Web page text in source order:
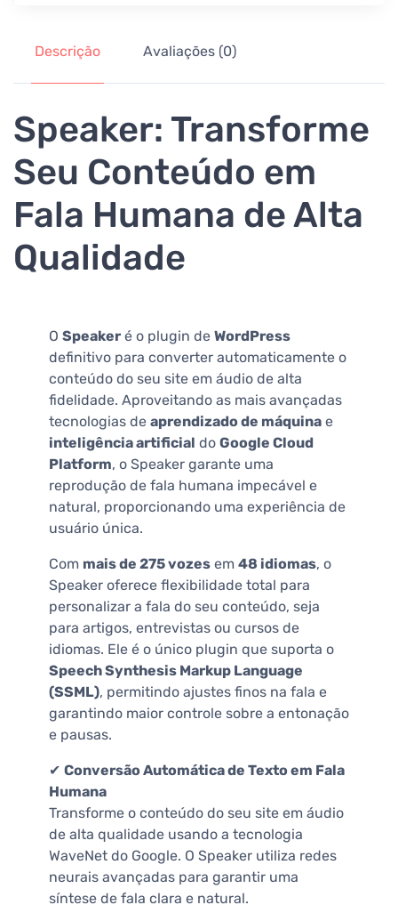
Descrição Avaliações (0)
Speaker: Transforme
Seu Conteúdo em
Fala Humana de Alta
Qualidade
O Speaker é o plugin de WordPress
definitivo para converter automaticamente o
conteúdo do seu site em áudio de alta
fidelidade. Aproveitando as mais avançadas
tecnologias de aprendizado de máquina e
inteligência artificial do Google Cloud
Platform, o Speaker garante uma
reprodução de fala humana impecável e
natural, proporcionando uma experiência de
usuário única.
Com mais de 275 vozes em 48 idiomas, o
Speaker oferece flexibilidade total para
personalizar a fala do seu conteúdo, seja
para artigos, entrevistas ou cursos de
idiomas. Ele é o único plugin que suporta o
Speech Synthesis Markup Language
(SSML), permitindo ajustes finos na fala e
garantindo maior controle sobre a entonação
e pausas.
✔ Conversão Automática de Texto em Fala
Humana
Transforme o conteúdo do seu site em áudio
de alta qualidade usando a tecnologia
WaveNet do Google. O Speaker utiliza redes
neurais avançadas para garantir uma
síntese de fala clara e natural.